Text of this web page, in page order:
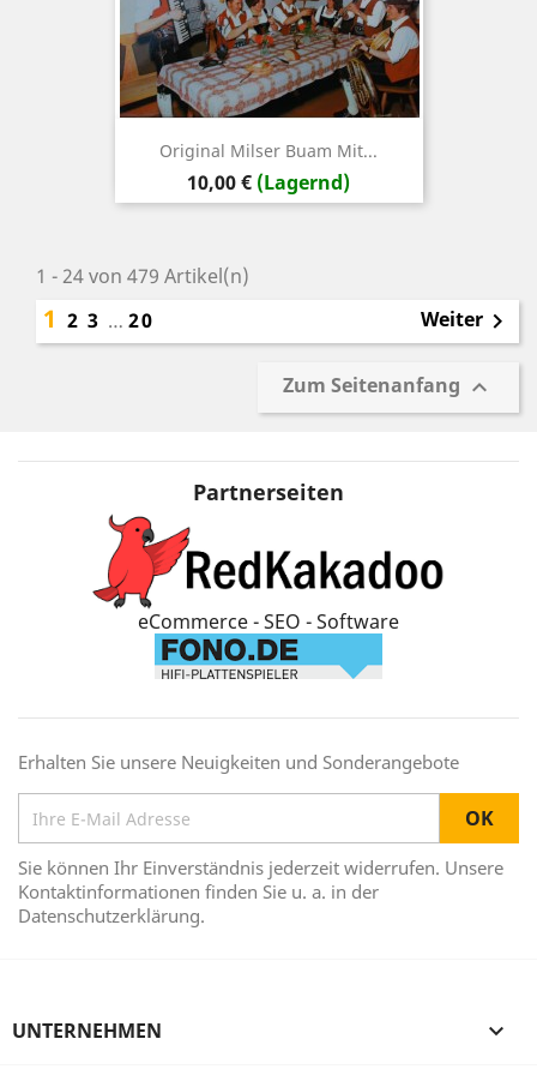
Original Milser Buam Mit...
Preis
10,00 € (Lagernd)
1 - 24 von 479 Artikel(n)
1 2 3 … 20 Weiter 
Zum Seitenanfang 
Partnerseiten
eCommerce - SEO - Software
Erhalten Sie unsere Neuigkeiten und Sonderangebote
Sie können Ihr Einverständnis jederzeit widerrufen. Unsere
Kontaktinformationen finden Sie u. a. in der
Datenschutzerklärung.
UNTERNEHMEN 